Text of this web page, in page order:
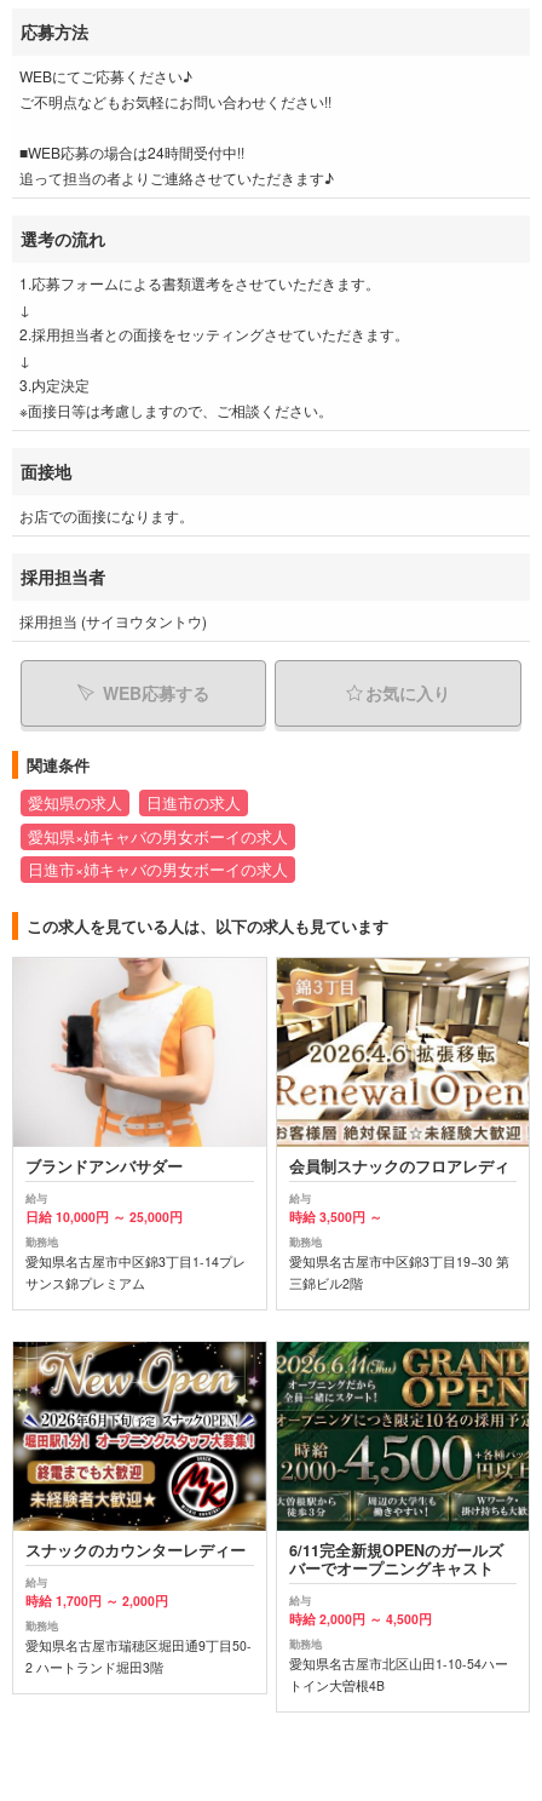
応募方法
WEBにてご応募ください♪
ご不明点などもお気軽にお問い合わせください!!
■WEB応募の場合は24時間受付中!!
追って担当の者よりご連絡させていただきます♪
選考の流れ
1.応募フォームによる書類選考をさせていただきます。
↓
2.採用担当者との面接をセッティングさせていただきます。
↓
3.内定決定
※面接日等は考慮しますので、ご相談ください。
面接地
お店での面接になります。
採用担当者
採用担当 (サイヨウタントウ)
WEB応募する お気に入り
関連条件
愛知県の求人
日進市の求人
愛知県×姉キャバの男女ボーイの求人
日進市×姉キャバの男女ボーイの求人
この求人を見ている人は、以下の求人も見ています
ブランドアンバサダー
給与
日給 10,000円 ～ 25,000円
勤務地
愛知県名古屋市中区錦3丁目1-14プレ
サンス錦プレミアム
会員制スナックのフロアレディ
給与
時給 3,500円 ～
勤務地
愛知県名古屋市中区錦3丁目19−30 第
三錦ビル2階
スナックのカウンターレディー
給与
時給 1,700円 ～ 2,000円
勤務地
愛知県名古屋市瑞穂区堀田通9丁目50-
2 ハートランド堀田3階
6/11完全新規OPENのガールズ
バーでオープニングキャスト
給与
時給 2,000円 ～ 4,500円
勤務地
愛知県名古屋市北区山田1-10-54ハー
トイン大曽根4B